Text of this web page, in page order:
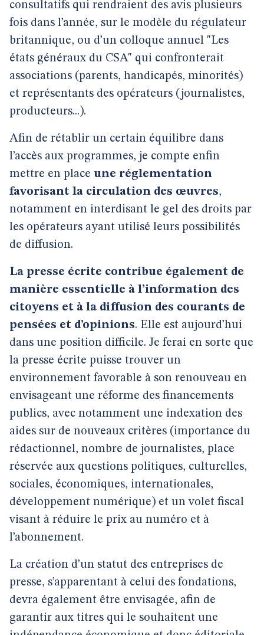
consultatifs qui rendraient des avis plusieurs
fois dans l’année, sur le modèle du régulateur
britannique, ou d’un colloque annuel "Les
états généraux du CSA" qui confronterait
associations (parents, handicapés, minorités)
et représentants des opérateurs (journalistes,
producteurs...).
Afin de rétablir un certain équilibre dans
l’accès aux programmes, je compte enfin
mettre en place une réglementation
favorisant la circulation des œuvres,
notamment en interdisant le gel des droits par
les opérateurs ayant utilisé leurs possibilités
de diffusion.
La presse écrite contribue également de
manière essentielle à l’information des
citoyens et à la diffusion des courants de
pensées et d’opinions. Elle est aujourd’hui
dans une position difficile. Je ferai en sorte que
la presse écrite puisse trouver un
environnement favorable à son renouveau en
envisageant une réforme des financements
publics, avec notamment une indexation des
aides sur de nouveaux critères (importance du
rédactionnel, nombre de journalistes, place
réservée aux questions politiques, culturelles,
sociales, économiques, internationales,
développement numérique) et un volet fiscal
visant à réduire le prix au numéro et à
l’abonnement.
La création d’un statut des entreprises de
presse, s’apparentant à celui des fondations,
devra également être envisagée, afin de
garantir aux titres qui le souhaitent une